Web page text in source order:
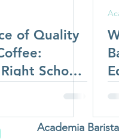
of Quality
School
Academia